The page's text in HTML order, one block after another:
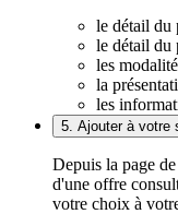
le détail du
le détail du
les
la
les
5. Ajouter à votre
Depuis la page
d'une offre
votre choix à